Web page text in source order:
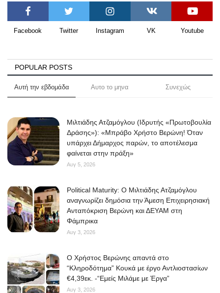
Facebook Twitter Instagram VK Youtube
POPULAR POSTS
Αυτή την εβδομάδα Αυτο το μηνα Συνεχώς
Μιλτιάδης Ατζαμόγλου (Ιδρυτής «Πρωτοβουλία
Δράσης»): «Μπράβο Χρήστο Βερώνη! Όταν
υπάρχει Δήμαρχος παρών, το αποτέλεσμα
φαίνεται στην πράξη»
Αυγ 5, 2026
Political Maturity: Ο Μιλτιάδης Ατζαμόγλου
αναγνωρίζει δημόσια την Άμεση Επιχειρησιακή
Ανταπόκριση Βερώνη και ΔΕΥΑΜ στη
Φάμπρικα
Αυγ 3, 2026
O Χρήστος Βερώνης απαντά στο
“Κληροδότημα” Κουκά με έργο Αντλιοστασίων
€4,39εκ. -“Εμείς Μιλάμε με Έργα”
Αυγ 3, 2026